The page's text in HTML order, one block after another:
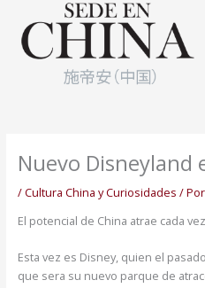
contenido
Nuevo Disneyland
/Cultura China y Curiosidades / Por
El potencial de China atrae cada
Esta vez es Disney, quien el
que sera su nuevo parque de